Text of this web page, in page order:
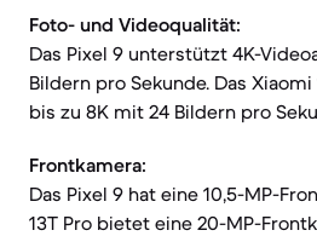
Foto- und Videoqualität:
Das Pixel 9 unterstützt 4K-
Bildern pro Sekunde. Das
bis zu 8K mit 24 Bildern pro
Frontkamera:
Das Pixel 9 hat eine 10,5-MP-
13T Pro bietet eine 20-MP-